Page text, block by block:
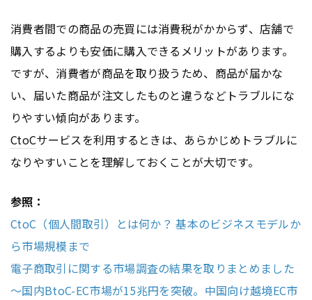
消費者間での商品の売買には消費税がかからず、店舗で
購入するよりも安価に購入できるメリットがあります。
ですが、消費者が商品を取り扱うため、商品が届かな
い、届いた商品が注文したものと違うなどトラブルにな
りやすい傾向があります。
CtoCサービスを利用するときは、あらかじめトラブルに
なりやすいことを理解しておくことが大切です。
参照：
CtoC（個人間取引）とは何か？ 基本のビジネスモデルか
ら市場規模まで
電子商取引に関する市場調査の結果を取りまとめました
～国内BtoC-EC市場が15兆円を突破。中国向け越境EC市